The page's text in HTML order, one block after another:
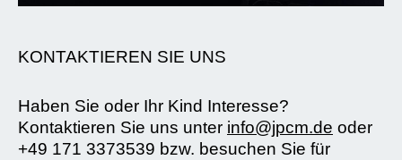
KONTAKTIEREN SIE UNS
Haben Sie oder Ihr Kind Interesse?
Kontaktieren Sie uns unter info@jpcm.de oder
+49 171 3373539 bzw. besuchen Sie für